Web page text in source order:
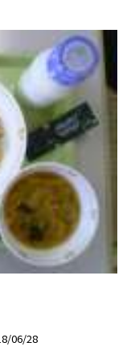
06/28